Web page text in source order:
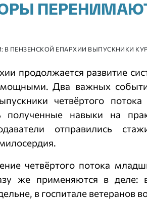
В ПЕНЗЕНСКОЙ ЕПАРХИИ ВЫПУСКНИКИ
продолжается развитие
Два важных
четвёртого
полученные навыки на
отправились
четвёртого потока
же применяются в деле:
в госпитале ветеранов